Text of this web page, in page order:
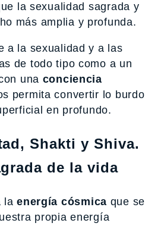
la sexualidad sagrada y
más amplia y profunda.
a la sexualidad y a las
de todo tipo como a un
una conciencia
permita convertir lo burdo
en profundo.
Shakti y Shiva.
de la vida
laenergía cósmica que se
propia energía